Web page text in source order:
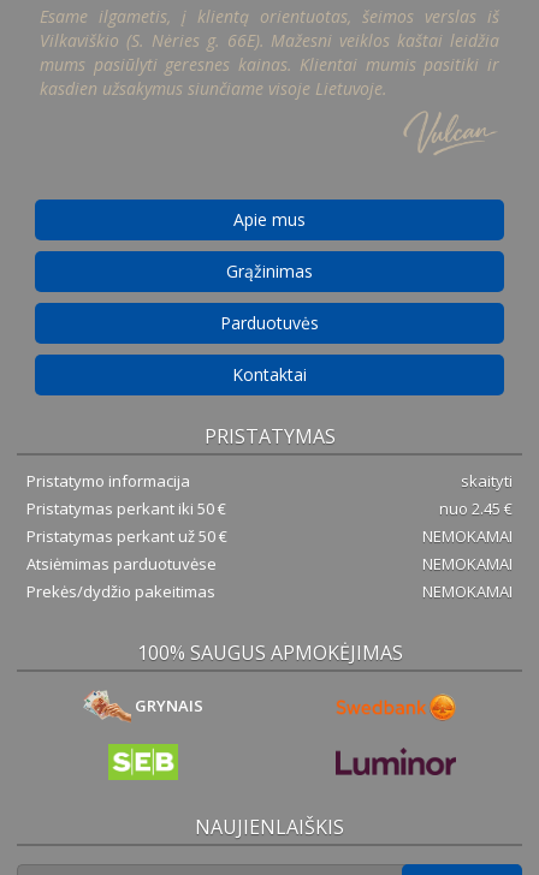
Esame ilgametis, į klientą orientuotas, šeimos verslas iš
Vilkaviškio (S. Nėries g. 66E). Mažesni veiklos kaštai leidžia
mums pasiūlyti geresnes kainas. Klientai mumis pasitiki ir
kasdien užsakymus siunčiame visoje Lietuvoje.
Apie mus
Grąžinimas
Parduotuvės
Kontaktai
PRISTATYMAS
Pristatymo informacija
skaityti
Pristatymas perkant iki 50 €
nuo 2.45 €
Pristatymas perkant už 50 €
NEMOKAMAI
Atsiėmimas parduotuvėse
NEMOKAMAI
Prekės/dydžio pakeitimas
NEMOKAMAI
100% SAUGUS APMOKĖJIMAS
GRYNAIS
NAUJIENLAIŠKIS